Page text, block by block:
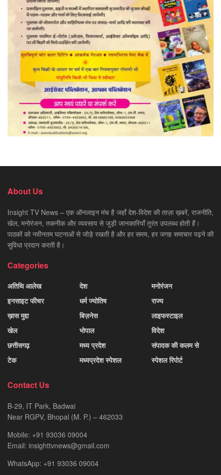
About Us
Insight TV News – एक ऑनलाइन मंच है जहाँ देश-विदेश की ताज़ा ख़बरें, राजनीति,
खेल, मनोरंजन, तकनीक और व्यवसाय से जुड़ी जानकारियाँ तुरंत उपलब्ध होती हैं।
पाठकों को नवीनतम घटनाओं से जोड़े रखती है और हर समय, हर जगह समाचार पढ़ने की
सुविधा प्रदान करती है।
Categories
अतिथि आलेख
इनसाइट फीचर
ख़ास मुद्दा
खेल
छत्तीसगढ़
टेक
देश
धर्म ज्योतिष
बिज़नेस
भोपाल
मध्य प्रदेश
मध्यप्रदेश स्पेशल
मनोरंजन
राज्य
लाइफस्टाइल
विदेश
संपादक की कलम से
स्पेशल रिपोर्ट
Contact Us
B-29, IT Park, Badwai
Near RGPV, Bhopal (M. P.) – 462033
Mobile: +91 93036 09004
Email: insighttvnews@gmail.com
WhatsApp: +91 93036 09004